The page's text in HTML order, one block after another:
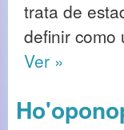
trata de
definir como
Ver »